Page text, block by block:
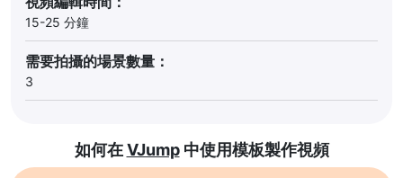
15-25 分鐘
需要拍攝的場景數量：
3
如何在VJump中使用模板製作視頻